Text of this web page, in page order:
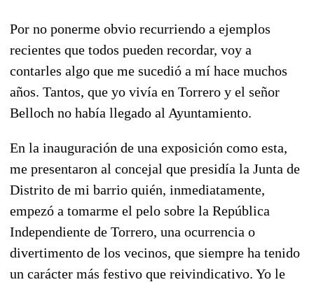
Por no ponerme obvio recurriendo a ejemplos
recientes que todos pueden recordar, voy a
contarles algo que me sucedió a mí hace muchos
años. Tantos, que yo vivía en Torrero y el señor
Belloch no había llegado al Ayuntamiento.
En la inauguración de una exposición como esta,
me presentaron al concejal que presidía la Junta de
Distrito de mi barrio quién, inmediatamente,
empezó a tomarme el pelo sobre la República
Independiente de Torrero, una ocurrencia o
divertimento de los vecinos, que siempre ha tenido
un carácter más festivo que reivindicativo. Yo le